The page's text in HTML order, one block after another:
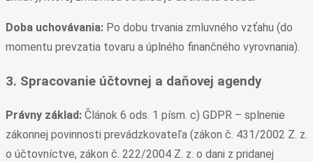
Doba uchovávania: Po dobu trvania zmluvného vzťahu (do
momentu prevzatia tovaru a úplného finančného vyrovnania).
3. Spracovanie účtovnej a daňovej agendy
Právny základ: Článok 6 ods. 1 písm. c) GDPR – splnenie
zákonnej povinnosti prevádzkovateľa (zákon č. 431/2002 Z. z.
o účtovníctve, zákon č. 222/2004 Z. z. o dani z pridanej